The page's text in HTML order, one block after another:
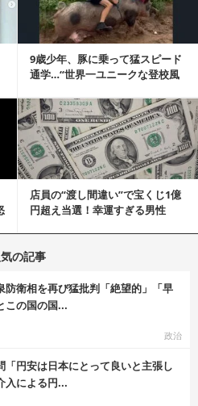
9歳少年、豚に乗って猛スピード
通学…“世界一ユニークな登校風
店員の“渡し間違い”で宝くじ1億
円超え当選！幸運すぎる男性
の記事
防衛相を再び猛批判「絶望的」「早
この国の国...
政治
「円安は日本にとって良いと主張し
入による円...